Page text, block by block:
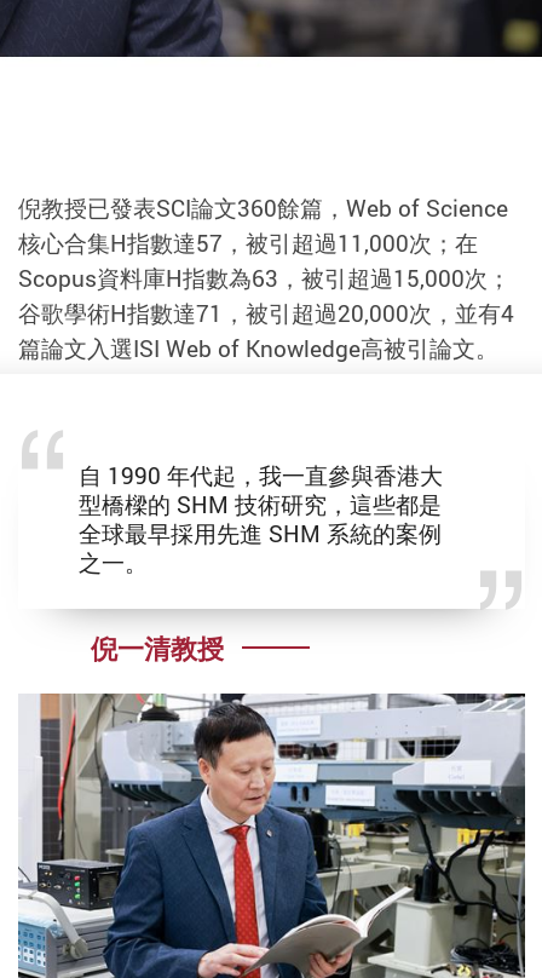
倪教授已發表SCI論文360餘篇，Web of Science
核心合集H指數達57，被引超過11,000次；在
Scopus資料庫H指數為63，被引超過15,000次；
谷歌學術H指數達71，被引超過20,000次，並有4
篇論文入選ISI Web of Knowledge高被引論文。
自 1990 年代起，我一直參與香港大
型橋樑的 SHM 技術研究，這些都是
全球最早採用先進 SHM 系統的案例
之一。
倪一清教授